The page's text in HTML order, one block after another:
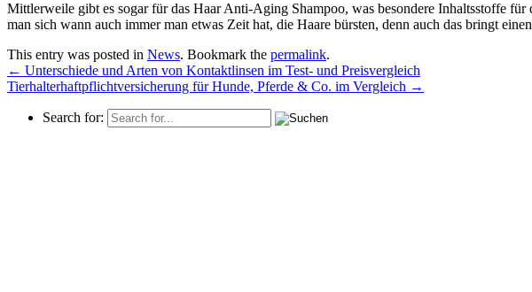
Mittlerweile gibt es sogar für das Haar Anti-Aging Shampoo, was besondere Inhaltsstoffe
man sich wann auch immer man etwas Zeit hat, die Haare bürsten, denn auch das bringt
This entry was posted in News. Bookmark the permalink.
← Unterschiede und Arten von Kontaktlinsen im Test- und Preisvergleich
Tierhalterhaftpflichtversicherung für Hunde, Pferde & Co. im Vergleich →
Search for: